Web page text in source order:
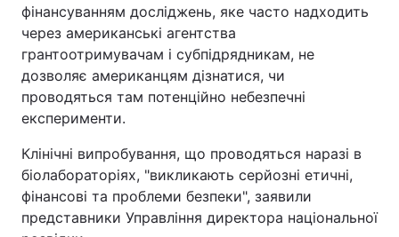
фінансуванням досліджень, яке часто надходить
через американські агентства
грантоотримувачам і субпідрядникам, не
дозволяє американцям дізнатися, чи
проводяться там потенційно небезпечні
експерименти.
Клінічні випробування, що проводяться наразі в
біолабораторіях, "викликають серйозні етичні,
фінансові та проблеми безпеки", заявили
представники Управління директора національної